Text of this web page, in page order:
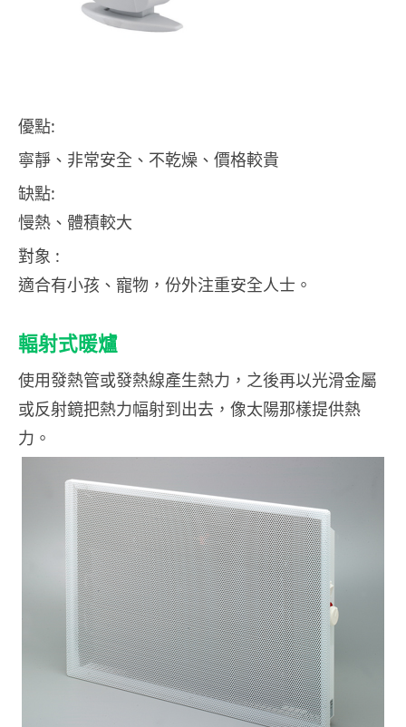
優點:
寧靜、非常安全、不乾燥、價格較貴
缺點:
慢熱、體積較大
對象 :
適合有小孩、寵物，份外注重安全人士。
輻射式暖爐
使用發熱管或發熱線產生熱力，之後再以光滑金屬
或反射鏡把熱力幅射到出去，像太陽那樣提供熱
力。